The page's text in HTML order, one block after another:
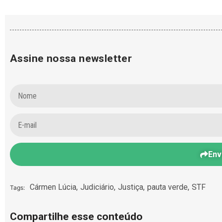
Assine nossa newsletter
Tags: Cármen Lúcia, Judiciário, Justiça, pauta verde, STF
Compartilhe esse conteúdo